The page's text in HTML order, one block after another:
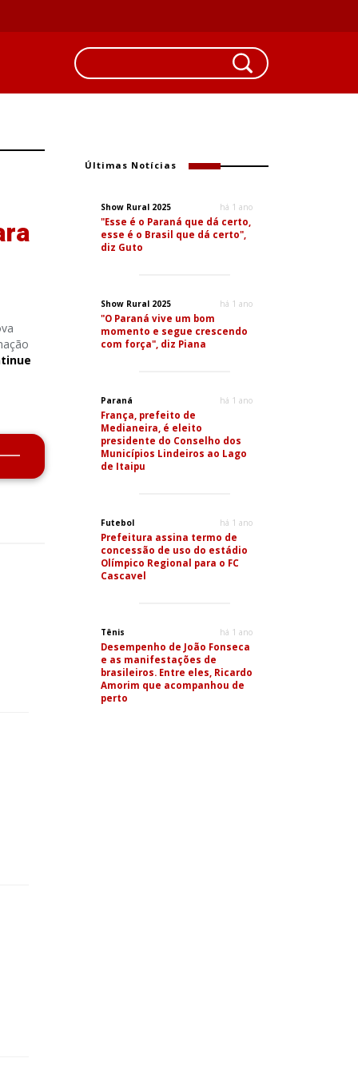
Últimas Notícias
Show Rural 2025 há 1 ano
"Esse é o Paraná que dá certo,
esse é o Brasil que dá certo",
diz Guto
Show Rural 2025 há 1 ano
"O Paraná vive um bom
momento e segue crescendo
com força", diz Piana
Paraná há 1 ano
França, prefeito de
Medianeira, é eleito
presidente do Conselho dos
Municípios Lindeiros ao Lago
de Itaipu
Futebol há 1 ano
Prefeitura assina termo de
concessão de uso do estádio
Olímpico Regional para o FC
Cascavel
Tênis há 1 ano
Desempenho de João Fonseca
e as manifestações de
brasileiros. Entre eles, Ricardo
Amorim que acompanhou de
perto